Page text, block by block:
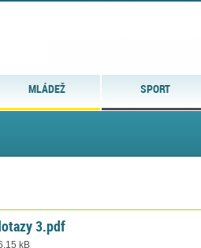
MLÁDEŽ SPORT
3.pdf
kB